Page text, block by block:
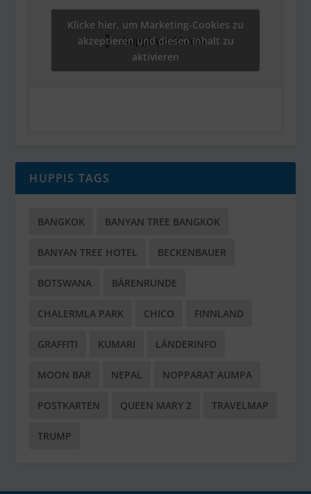
huppisworld.com
Klicke hier, um Marketing-Cookies zu
akzeptieren und diesen Inhalt zu
aktivieren
HUPPIS TAGS
BANGKOK BANYAN TREE BANGKOK
BANYAN TREE HOTEL BECKENBAUER
BOTSWANA BÄRENRUNDE
CHALERMLA PARK CHICO FINNLAND
GRAFFITI KUMARI LÄNDERINFO
MOON BAR NEPAL NOPPARAT AUMPA
POSTKARTEN QUEEN MARY 2 TRAVELMAP
TRUMP